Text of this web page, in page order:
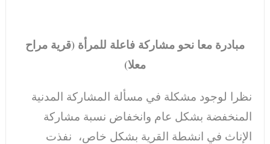
مبادرة معا نحو مشاركة فاعلة للمرأة (قرية مراح
معلا)
نظرا لوجود مشكلة في مسألة المشاركة المدنية
المنخفضة بشكل عام وانخفاض نسبة مشاركة
الإناث في انشطة القرية بشكل خاص، نفذت